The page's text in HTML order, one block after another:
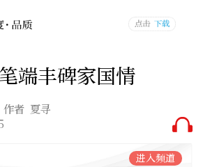
端丰碑家国情
作者 夏寻
进入频道